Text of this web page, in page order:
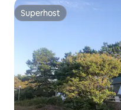
Superhost
Superhost